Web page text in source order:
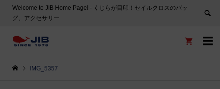
Welcome to JIB Home Page! ‐ くじらが目印！セイルクロスのバッ
グ、アクセサリー


IMG_5357